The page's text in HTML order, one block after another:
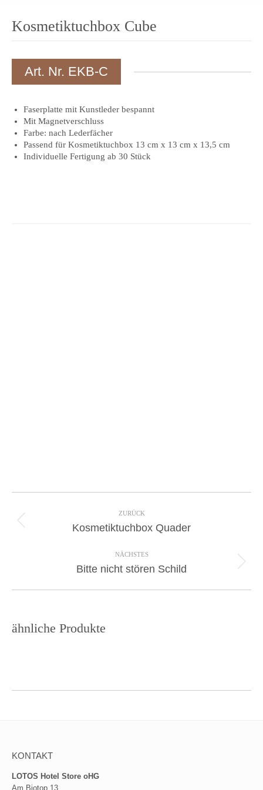
Kosmetiktuchbox Cube
Art. Nr. EKB-C
Faserplatte mit Kunstleder bespannt
Mit Magnetverschluss
Farbe: nach Lederfächer
Passend für Kosmetiktuchbox 13 cm x 13 cm x 13,5 cm
Individuelle Fertigung ab 30 Stück
ZURÜCK
Previous
Kosmetiktuchbox Quader
NÄCHSTES
Next
Bitte nicht stören Schild
ähnliche Produkte
KONTAKT
LOTOS Hotel Store oHG
Am Biotop 13